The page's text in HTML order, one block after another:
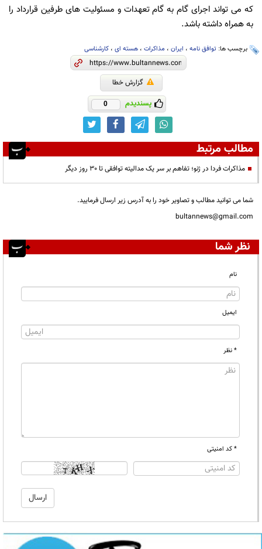
که می تواند اجرای گام به گام تعهدات و مسئولیت های طرفین قرارداد را
به همراه داشته باشد.
برچسب ها: توافق نامه ، ایران ، مذاکرات ، هسته ای ، کارشناسی
گزارش خطا
پسندیدم 0
مطالب مرتبط
مذاکرات فردا در ژنو؛ تفاهم بر سر یک مدالیته توافقی تا 30 روز دیگر
شما می توانید مطالب و تصاویر خود را به آدرس زیر ارسال فرمایید.
bultannews@gmail.com
نظر شما
نام
ایمیل
* نظر
* کد امنیتی